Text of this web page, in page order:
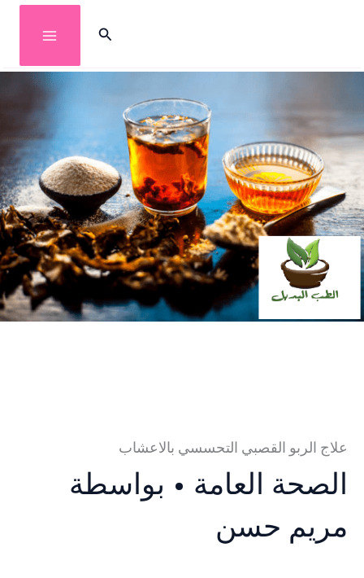
إلى
المحتوى
البحث
علاج الربو القصبي التحسسي بالاعشاب
الصحة العامة • بواسطة
مريم حسن